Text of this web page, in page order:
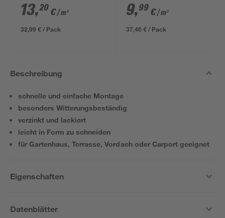
x 117 x 0,04 cm
13,20 €/ m²
32,99 € / Pack
100 x 62,5 x 10 cm, 6
Stück
9,99 €/ m²
37,46 € / Pack
Beschreibung
schnelle und einfache Montage
besonders Witterungsbeständig
verzinkt und lackiert
leicht in Form zu schneiden
für Gartenhaus, Terrasse, Vordach oder Carport geeignet
Eigenschaften
Datenblätter